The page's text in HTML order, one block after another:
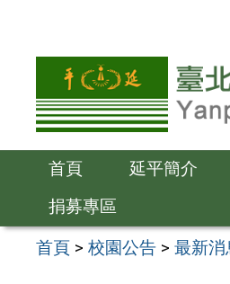
容
首頁 延平簡介
捐募專區
首頁 >校園公告 >最新消